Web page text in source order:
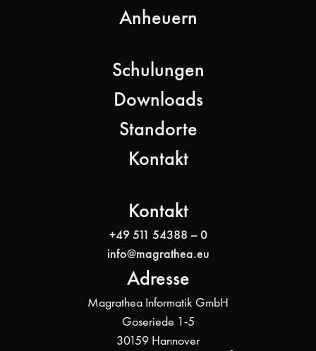
Anheuern
Schulungen
Downloads
Standorte
Kontakt
Kontakt
+49 511 54388 – 0
info@magrathea.eu
Adresse
Magrathea Informatik GmbH
Goseriede 1-5
30159 Hannover